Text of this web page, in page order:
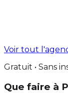
Voir tout
Gratuit • Sans
Que faire à